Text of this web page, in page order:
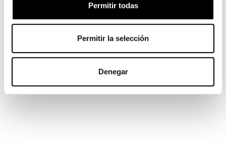
Permitir todas
Permitir la selección
Denegar